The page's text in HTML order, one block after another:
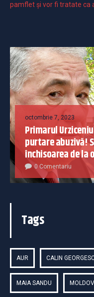
pamflet și vor fi tratate ca
octombrie 7, 2023
Primarul
purtare abuzivă!
închisoarea de la
0 Comentariu
Tags
AUR CALIN
MAIA SANDU